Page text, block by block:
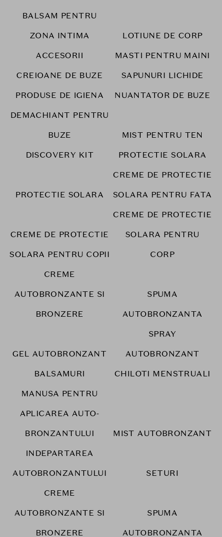
BALSAM PENTRU
ZONA INTIMA
LOTIUNE DE CORP
ACCESORII
MASTI PENTRU MAINI
CREIOANE DE BUZE
SAPUNURI LICHIDE
PRODUSE DE IGIENA
NUANTATOR DE BUZE
DEMACHIANT PENTRU
BUZE
MIST PENTRU TEN
DISCOVERY KIT
PROTECTIE SOLARA
PROTECTIE SOLARA
CREME DE PROTECTIE
SOLARA PENTRU FATA
CREME DE PROTECTIE
SOLARA PENTRU COPII
CREME DE PROTECTIE
SOLARA PENTRU
CORP
CREME
AUTOBRONZANTE SI
BRONZERE
SPUMA
AUTOBRONZANTA
GEL AUTOBRONZANT
SPRAY
AUTOBRONZANT
BALSAMURI
CHILOTI MENSTRUALI
MANUSA PENTRU
APLICAREA AUTO-
BRONZANTULUI
MIST AUTOBRONZANT
INDEPARTAREA
AUTOBRONZANTULUI
SETURI
CREME
AUTOBRONZANTE SI
BRONZERE
SPUMA
AUTOBRONZANTA